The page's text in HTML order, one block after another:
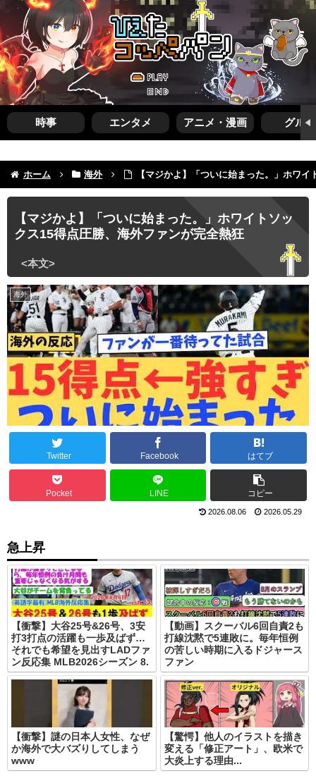
時事 エンタメ アニメ・漫画 グルメ
ホーム 海外 【マジかよ】「ついに始まった。」ホワ
【マジかよ】「ついに始まった。」ホワイトソッ
クス15得点圧勝、海外ファンが完全熱狂
海外
Twitter Facebook はてブ
Pocket LINE コピー
2026.08.06 2026.05.29
急上昇
【衝撃】大谷25号&26号、3安
打3打点の活躍も一歩及ばず…
それでも希望を見出すLADファ
ン反応集 MLB2026シーズン 8.
【動画】スクーバル6回自責2も
打線沈黙で5連敗に。毎年恒例
の苦しい時期に入るドジャース
ファン
【衝撃】謎の日本人女性、なぜ
か海外で大バズりしてしまう
www
【驚愕】他人のイラストを描き
変える「修正アート」、欧米で
大炎上する理由...